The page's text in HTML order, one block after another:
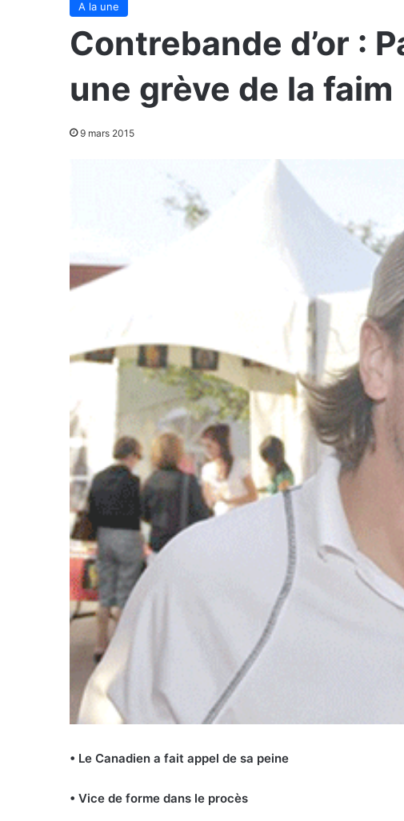
A la une
Contrebande d’or :
une grève de la faim
9 mars 2015
• Le Canadien a fait appel de sa peine
• Vice de forme dans le procès